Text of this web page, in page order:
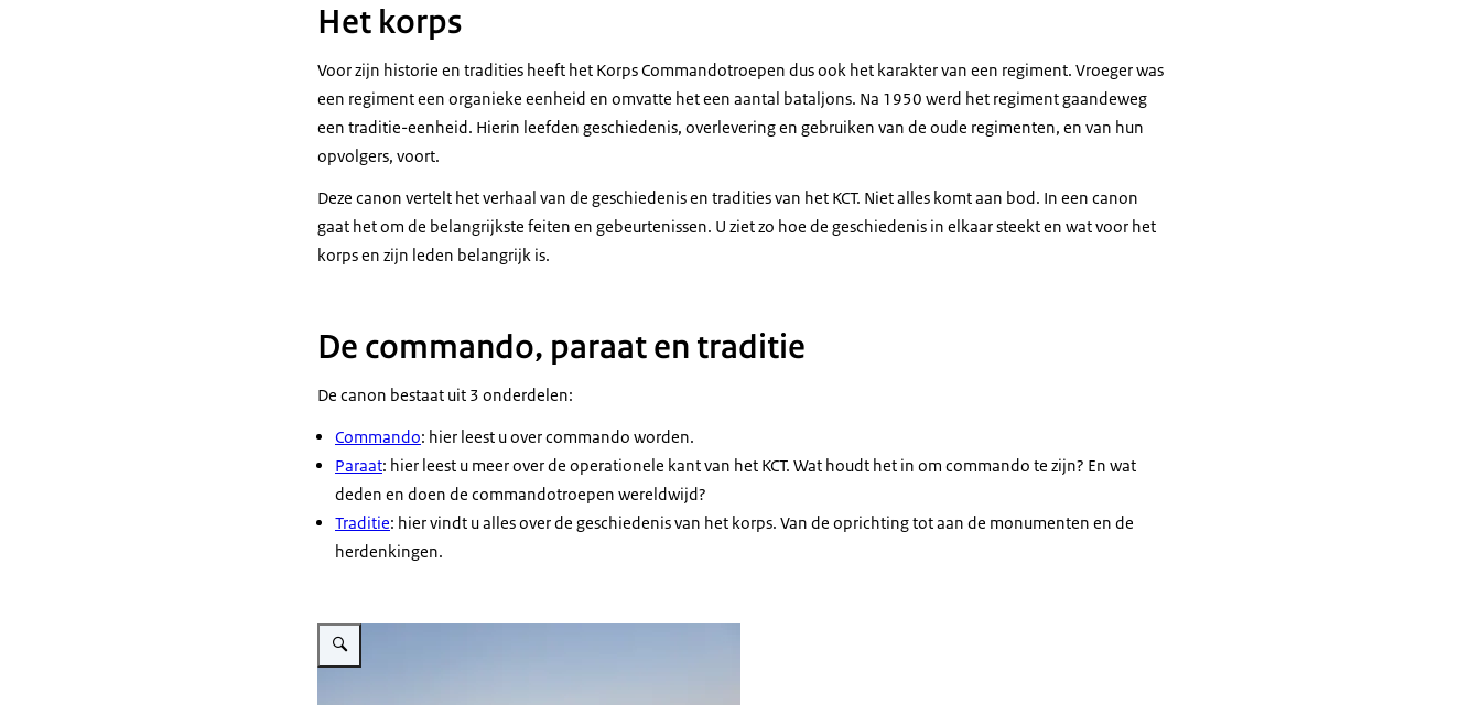
Het korps
Voor zijn historie en tradities heeft het Korps Commandotroepen dus ook het karakter van een regiment. Vroeger was
een regiment een organieke eenheid en omvatte het een aantal bataljons. Na 1950 werd het regiment gaandeweg
een traditie-eenheid. Hierin leefden geschiedenis, overlevering en gebruiken van de oude regimenten, en van hun
opvolgers, voort.
Deze canon vertelt het verhaal van de geschiedenis en tradities van het KCT. Niet alles komt aan bod. In een canon
gaat het om de belangrijkste feiten en gebeurtenissen. U ziet zo hoe de geschiedenis in elkaar steekt en wat voor het
korps en zijn leden belangrijk is.
De commando, paraat en traditie
De canon bestaat uit 3 onderdelen:
Commando: hier leest u over commando worden.
Paraat: hier leest u meer over de operationele kant van het KCT. Wat houdt het in om commando te zijn? En wat
deden en doen de commandotroepen wereldwijd?
Traditie: hier vindt u alles over de geschiedenis van het korps. Van de oprichting tot aan de monumenten en de
herdenkingen.
Vergroot afbeelding Commando in de bergen richt zijn geweer.